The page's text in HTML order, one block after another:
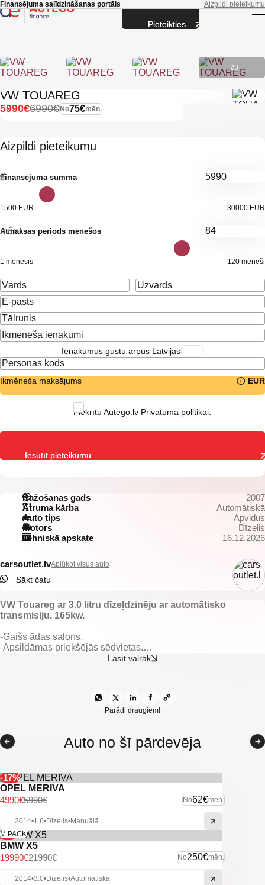
Skip to main content
Finansējuma salīdzināšanas portāls Aizpildi pieteikumu
+23
VW TOUAREG
No75€mēn.
6990€
5990€
Aizpildi pieteikumu
Finansējuma summa
€
1500 EUR 30000 EUR
Atmaksas periods mēnešos
mēn.
1 mēnesis 120 mēneši
Ienākumus gūstu ārpus Latvijas
Ikmēneša maksājums EUR
Piekrītu Autego.lv Privātuma politikai.
Ražošanas gads
2007
Ātruma kārba
Automātiskā
Auto tips
Apvidus
Motors
Dīzelis
Tehniskā apskate
16.12.2026
carsoutlet.lvAplūkot visus auto
Sākt čatu
VW Touareg ar 3.0 litru dīzeļdzinēju ar automātisko
transmisiju. 165kw.
-Gaišs ādas salons.
-Apsildāmas priekšējās sēdvietas.
-Aizmugurējie parkošanās sensori.
-Priekšējie parkošanās sensori.
-Xenon lukturi.
-Lukturu mazgātāji.
Lasīt vairāk
Parādi draugiem!
Auto no šī pārdevēja
-17%
OPEL MERIVA
No62€mēn.
5990€
4990€
2014•1.6•Dīzelis•Manuālā
-9%
M PACK
BMW X5
No250€mēn.
21990€
19990€
2014•3.0•Dīzelis•Automātiskā